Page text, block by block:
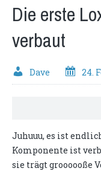
Die erste
verbaut
Dave 24.
Juhuuu, es ist
Komponente ist
sie trägt groooooße